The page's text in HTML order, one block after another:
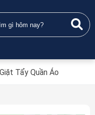
Tẩy Quần Áo